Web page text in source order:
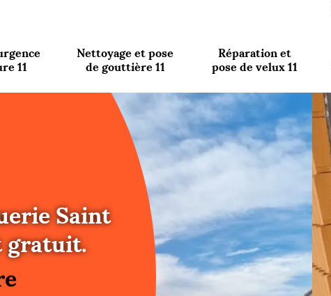
11
Nettoyage et pose
de gouttière 11
Réparation et
pose de velux 11
Saint
gratuit.